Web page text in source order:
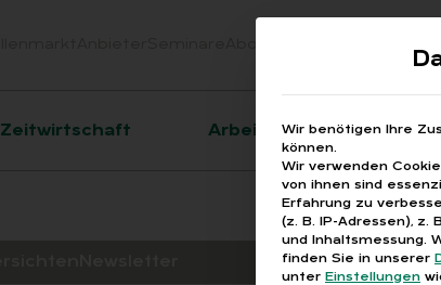
Zeitwirtschaft ArbeitsrechtWir benötigen Ihre
können.
Wir verwenden
von ihnen sind
Erfahrung zu
(z. B. IP-Adressen),
und Inhaltsmessung.
finden Sie in unserer
unter Einstellungen